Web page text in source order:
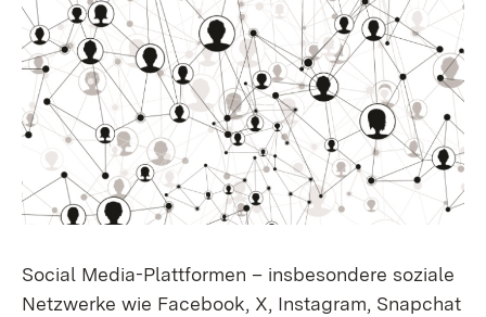
Social Media-Plattformen – insbesondere soziale
Netzwerke wie Facebook, X, Instagram, Snapchat